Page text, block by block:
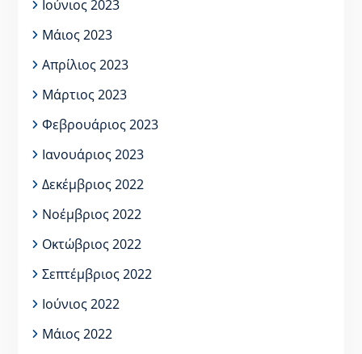
Ιούνιος 2023
Μάιος 2023
Απρίλιος 2023
Μάρτιος 2023
Φεβρουάριος 2023
Ιανουάριος 2023
Δεκέμβριος 2022
Νοέμβριος 2022
Οκτώβριος 2022
Σεπτέμβριος 2022
Ιούνιος 2022
Μάιος 2022